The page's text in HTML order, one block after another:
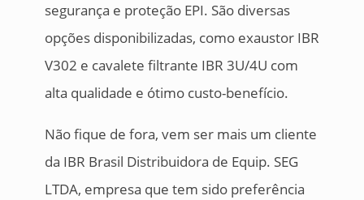
segurança e proteção EPI. São diversas
opções disponibilizadas, como exaustor IBR
V302 e cavalete filtrante IBR 3U/4U com
alta qualidade e ótimo custo-benefício.
Não fique de fora, vem ser mais um cliente
da IBR Brasil Distribuidora de Equip. SEG
LTDA, empresa que tem sido preferência